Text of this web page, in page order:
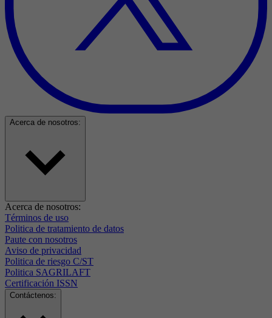
Acerca de nosotros:
Acerca de nosotros:
Términos de uso
Politica de tratamiento de datos
Paute con nosotros
Aviso de privacidad
Politica de riesgo C/ST
Politica SAGRILAFT
Certificación ISSN
Contáctenos: